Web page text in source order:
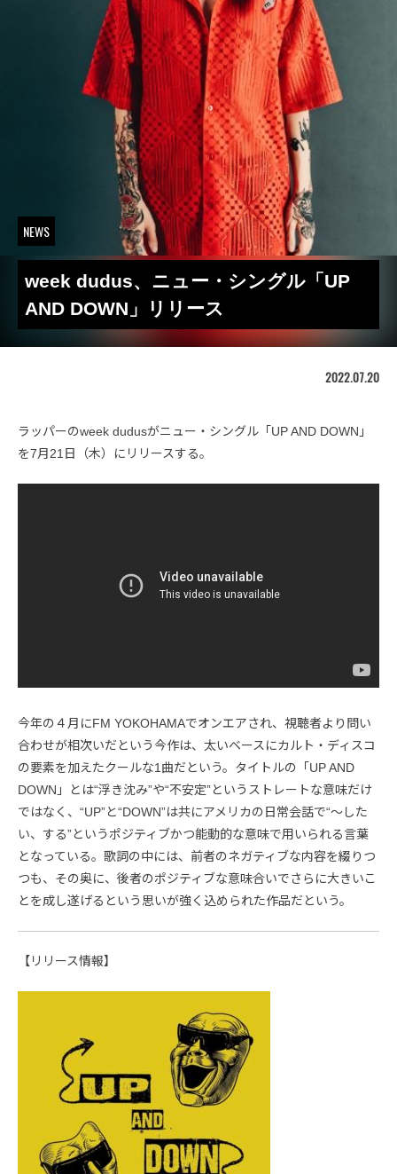
NEWS
week dudus、ニュー・シングル「UP
AND DOWN」リリース
2022.07.20
ラッパーのweek dudusがニュー・シングル「UP AND DOWN」
を7月21日（木）にリリースする。
今年の４月にFM YOKOHAMAでオンエアされ、視聴者より問い
合わせが相次いだという今作は、太いベースにカルト・ディスコ
の要素を加えたクールな1曲だという。タイトルの「UP AND
DOWN」とは“浮き沈み”や“不安定”というストレートな意味だけ
ではなく、“UP”と“DOWN”は共にアメリカの日常会話で“～した
い、する”というポジティブかつ能動的な意味で用いられる言葉
となっている。歌詞の中には、前者のネガティブな内容を綴りつ
つも、その奥に、後者のポジティブな意味合いでさらに大きいこ
とを成し遂げるという思いが強く込められた作品だという。
【リリース情報】